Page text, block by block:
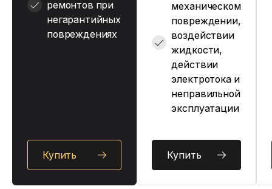
ремонтов при
негарантийных
повреждениях
Купить
механическом
повреждении,
воздействии
жидкости,
действии
электротока и
неправильной
эксплуатации
Купить